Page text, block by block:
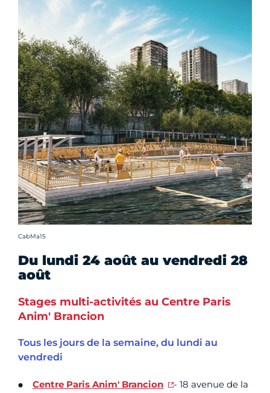
Crédit photo :
CabMa15
Du lundi 24 août au vendredi 28
août
Stages multi-activités au Centre Paris
Anim' Brancion
Tous les jours de la semaine, du lundi au
vendredi
Centre Paris Anim' Brancion
- 18 avenue de la